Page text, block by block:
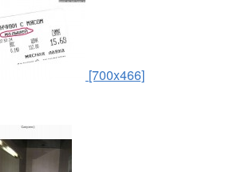
[700x466]